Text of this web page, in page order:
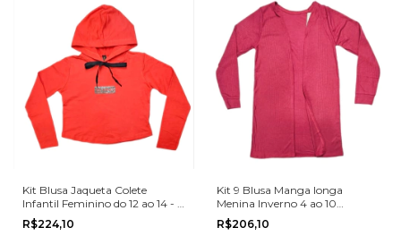
Kit Blusa Jaqueta Colete
Infantil Feminino do 12 ao 14 - 9
Peças Romitex Inverno
R$224,10
Kit 9 Blusa Manga longa
Menina Inverno 4 ao 10
Romitex
R$206,10